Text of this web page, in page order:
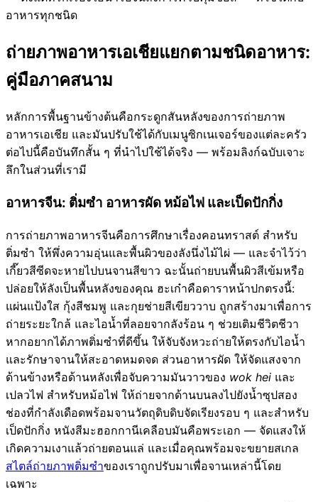
อาหารทุกชนิด
ถ่ายภาพอาหารเอเชียแยกตามชนิดอาหาร:
คู่มือภาคสนาม
หลักการพื้นฐานข้างต้นคือกระดูกสันหลังของการถ่ายภาพ
อาหารเอเชีย และมันปรับใช้ได้กับเมนูซิกเนเจอร์ของแต่ละครัว
ต่อไปนี้คือบันทึกสั้น ๆ ที่นำไปใช้ได้จริง — พร้อมลิงก์ฉบับเจาะ
ลึกในส่วนที่เรามี
อาหารจีน: ติ่มซำ อาหารผัด หม้อไฟ และเป็ดปักกิ่ง
การถ่ายภาพอาหารจีนคือการศึกษาเรื่องคอนทราสต์ สำหรับ
ติ่มซำ ให้พึ่งความอุ่นและพื้นผิวของลังนึ่งไม้ไผ่ — และจำไว้ว่า
เกี๊ยวสีซีดจะหายไปบนจานสีขาว ฉะนั้นถ่ายบนพื้นผิวสีเข้มหรือ
ปล่อยให้ลังเป็นพื้นหลังของคุณ ฮะเก๋าคือดาราหน้าปกตรงนี้:
แผ่นแป้งใส กุ้งสีชมพู และกุยช่ายสีเขียววาบ ถูกสร้างมาเพื่อการ
ถ่ายระยะใกล้ และไอน้ำที่ลอยจากลังร้อน ๆ ช่วยเติมชีวิตชีวา
หากอยากได้ภาพติ่มซำที่ดีขึ้น ให้จับจังหวะถ่ายให้ตรงกับไอน้ำ
และรักษาจานให้สะอาดหมดจด ส่วนอาหารผัด ให้จัดแสงจาก
ด้านข้างหรือด้านหลังเพื่อจับความมันวาวของ wok hei และ
เปลวไฟ สำหรับหม้อไฟ ให้ถ่ายจากด้านบนลงไปยังน้ำซุปสอง
ช่องที่กำลังเดือดพร้อมจานวัตถุดิบดิบจัดเรียงรอบ ๆ และสำหรับ
เป็ดปักกิ่ง หนังสีมะฮอกกานีเคลือบมันคือพระเอก — จัดแสงให้
เกิดความเงาแล้วถ่ายตอนแล่ และเมื่อคุณพร้อมจะขยายสเกล
สไตล์ถ่ายภาพติ่มซำของเราถูกปรับมาเพื่อจานเหล่านี้โดย
เฉพาะ